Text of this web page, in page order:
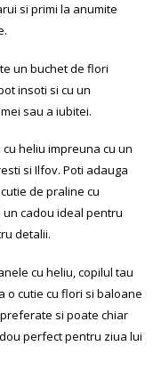
si primi la anumite
un buchet de flori
insoti si cu un
sau a iubitei.
heliu impreuna cu un
si Ilfov. Poti adauga
de praline cu
cadou ideal pentru
detalii.
cu heliu, copilul tau
o cutie cu flori si baloane
si poate chiar
perfect pentru ziua lui